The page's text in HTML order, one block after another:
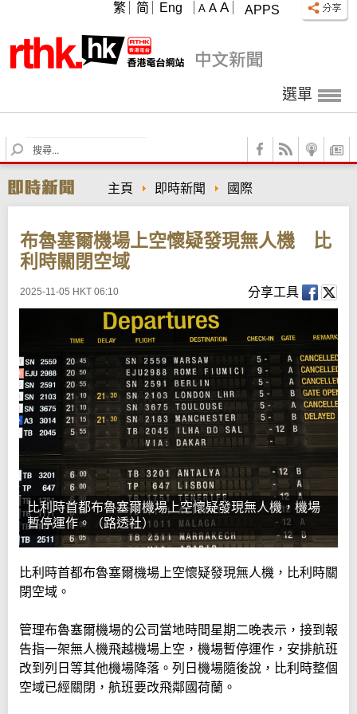
APPS
A A A
繁 简 Eng
選單
S
e
r
c
主頁 即時新聞 國際
布魯塞爾機場上空懷疑發現無人機 比
利時關閉空域
2025-11-05 HKT 06:10 分享工具
比利時首都布魯塞爾機場上空懷疑發現無人機，機場
暫停運作。（路透社）
比利時首都布魯塞爾機場上空懷疑發現無人機，比利時關
閉空域。
管理布魯塞爾機場的公司當地時間星期二晚表示，接到報
告指一架無人機飛越機場上空，機場暫停運作，安排航班
改到列日等其他機場降落。列日機場隨後說，比利時整個
空域已經關閉，航班要改飛鄰國荷蘭。